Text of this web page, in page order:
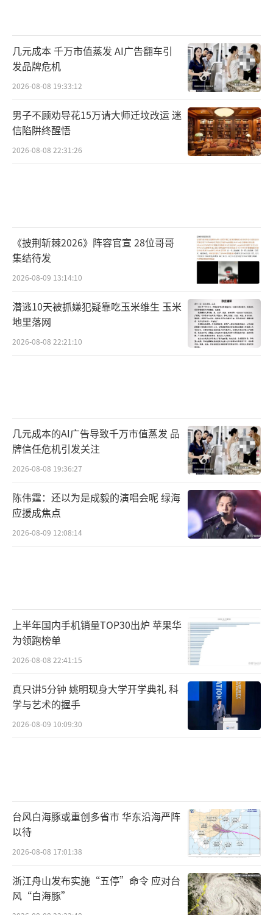
几元成本 千万市值蒸发 AI广告翻车引
发品牌危机
2026-08-08 19:33:12
男子不顾劝导花15万请大师迁坟改运 迷
信陷阱终醒悟
2026-08-08 22:31:26
《披荆斩棘2026》阵容官宣 28位哥哥
集结待发
2026-08-09 13:14:10
潜逃10天被抓嫌犯疑靠吃玉米维生 玉米
地里落网
2026-08-08 22:21:10
几元成本的AI广告导致千万市值蒸发 品
牌信任危机引发关注
2026-08-08 19:36:27
陈伟霆：还以为是成毅的演唱会呢 绿海
应援成焦点
2026-08-09 12:08:14
上半年国内手机销量TOP30出炉 苹果华
为领跑榜单
2026-08-08 22:41:15
真只讲5分钟 姚明现身大学开学典礼 科
学与艺术的握手
2026-08-09 10:09:30
台风白海豚或重创多省市 华东沿海严阵
以待
2026-08-08 17:01:38
浙江舟山发布实施“五停”命令 应对台
风“白海豚”